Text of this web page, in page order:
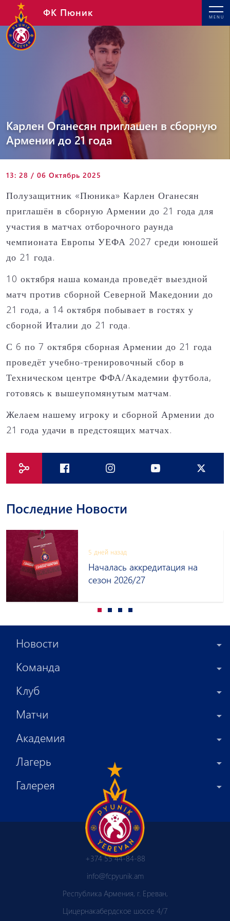
MENU
ФК Пюник
Карлен Оганесян приглашен в сборную
Армении до 21 года
13: 28 / 06 Октябрь 2025
Полузащитник «Пюника» Карлен Оганесян
приглашён в сборную Армении до 21 года для
участия в матчах отборочного раунда
чемпионата Европы УЕФА 2027 среди юношей
до 21 года.
10 октября наша команда проведёт выездной
матч против сборной Северной Македонии до
21 года, а 14 октября побывает в гостях у
сборной Италии до 21 года.
С 6 по 7 октября сборная Армении до 21 года
проведёт учебно-тренировочный сбор в
Техническом центре ФФА/Академии футбола,
готовясь к вышеупомянутым матчам.
Желаем нашему игроку и сборной Армении до
21 года удачи в предстоящих матчах.
Последние Новости
5 дней назад
Началась аккредитация на
сезон 2026/27
Новости
Команда
Клуб
Матчи
Академия
Лагерь
Галерея
+374 55 44-84-88
info@fcpyunik.am
Республика Армения, г. Ереван,
Цицернакабердское шоссе 4/7